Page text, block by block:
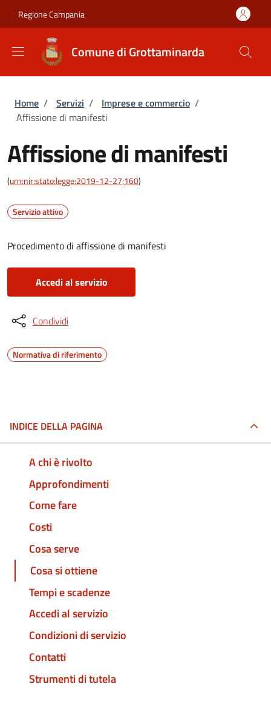
Regione Campania
Comune di Grottaminarda
Briciole di pane
Home / Servizi / Imprese e commercio /
Affissione di manifesti
Affissione di manifesti
(urn:nir:stato:legge:2019-12-27;160)
Servizio attivo
Procedimento di affissione di manifesti
Accedi al servizio
Condividi
Normativa di riferimento
INDICE DELLA PAGINA
A chi è rivolto
Approfondimenti
Come fare
Costi
Cosa serve
Cosa si ottiene
Tempi e scadenze
Accedi al servizio
Condizioni di servizio
Contatti
Strumenti di tutela